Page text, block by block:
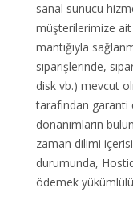
sanal sunucu
müşterilerimize
mantığıyla
siparişlerinde,
disk vb.) mevcut
tarafından garanti
donanımların
zaman dilimi
durumunda,
ödemek